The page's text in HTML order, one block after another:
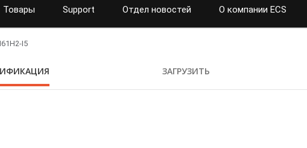
Товары Support Отдел новостей О компании ECS
I5
ЗАГРУЗИТЬ